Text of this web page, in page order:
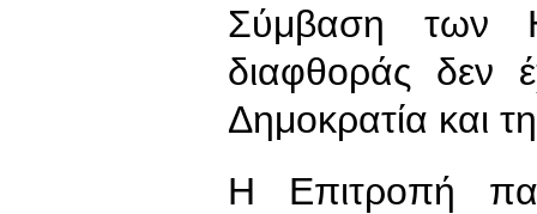
Σύμβαση των
διαφθοράς δεν
Δημοκρατία και
Η Επιτροπή